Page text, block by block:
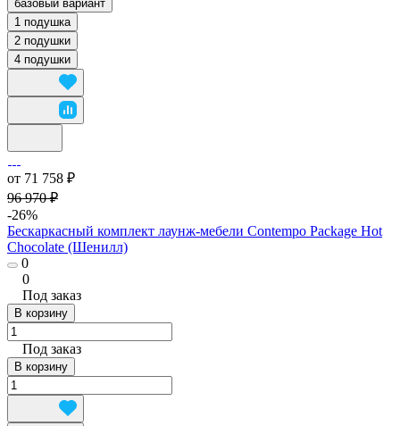
базовый вариант
1 подушка
2 подушки
4 подушки
от 71 758 ₽
96 970 ₽
-26%
Бескаркасный комплект лаунж-мебели Contempo Package Hot
Chocolate (Шенилл)
0
0
Под заказ
В корзину
Под заказ
В корзину